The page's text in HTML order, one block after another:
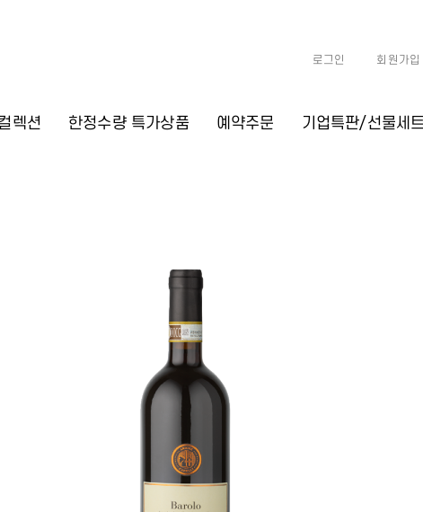
렉션 한정수량 특가상품 예약주문 기업특판/선물세트
로그인 회원가입